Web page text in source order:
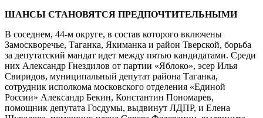
ШАНСЫ СТАНОВЯТСЯ ПРЕДПОЧТИТЕЛЬНЫМИ
В соседнем, 44-м округе, в состав которого включены
Замоскворечье, Таганка, Якиманка и район Тверской, борьба
за депутатский мандат идет между пятью кандидатами. Среди
них Александр Гнездилов от партии «Яблоко», эсер Илья
Свиридов, муниципальный депутат района Таганка,
сотрудник исполкома московского отделения «Единой
России» Александр Бекин, Константин Пономарев,
помощник депутата Госдумы, выдвинут ЛДПР, и Елена